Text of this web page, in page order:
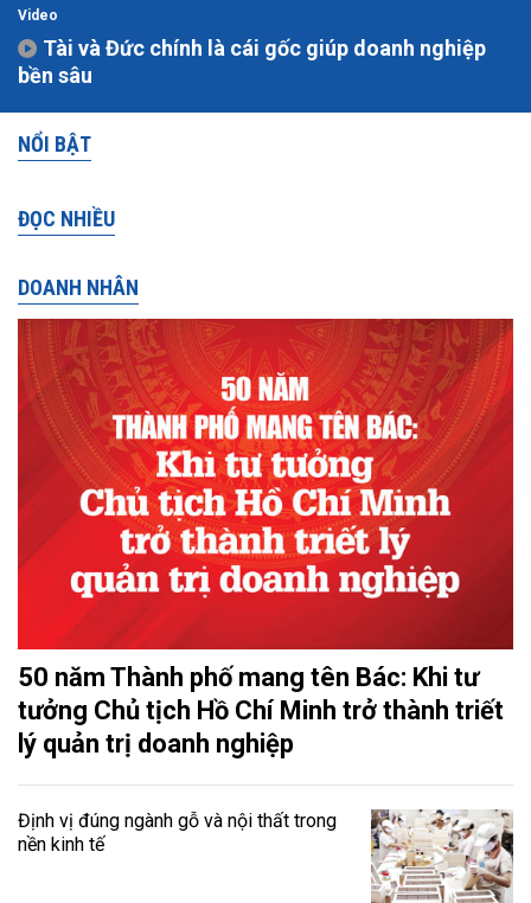
Video
Tài và Đức chính là cái gốc giúp doanh nghiệp
bền sâu
NỔI BẬT
ĐỌC NHIỀU
DOANH NHÂN
50 năm Thành phố mang tên Bác: Khi tư
tưởng Chủ tịch Hồ Chí Minh trở thành triết
lý quản trị doanh nghiệp
Định vị đúng ngành gỗ và nội thất trong
nền kinh tế